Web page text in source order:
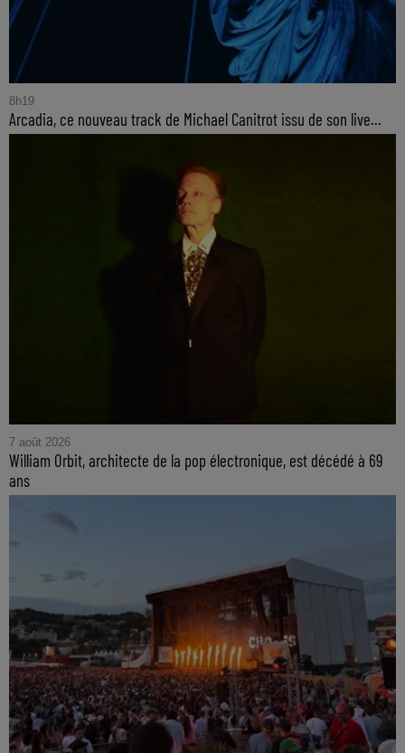
8h19
Arcadia, ce nouveau track de Michael Canitrot issu de son live...
7 août 2026
William Orbit, architecte de la pop électronique, est décédé à 69
ans